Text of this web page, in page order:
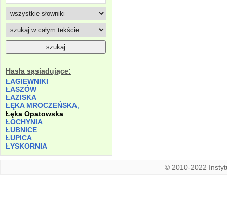
Hasła sąsiadujące:
ŁAGIEWNIKI
ŁASZÓW
ŁAZISKA
ŁĘKA MROCZEŃSKA
Łęka Opatowska
ŁOCHYNIA
ŁUBNICE
ŁUPICA
ŁYSKORNIA
© 2010-2022